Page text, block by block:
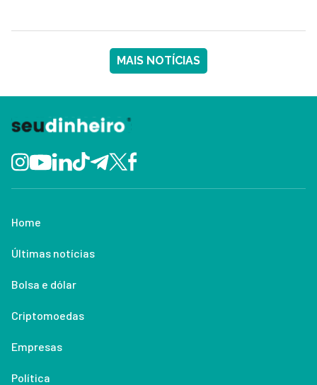
MAIS NOTÍCIAS
Home
Últimas notícias
Bolsa e dólar
Criptomoedas
Empresas
Política